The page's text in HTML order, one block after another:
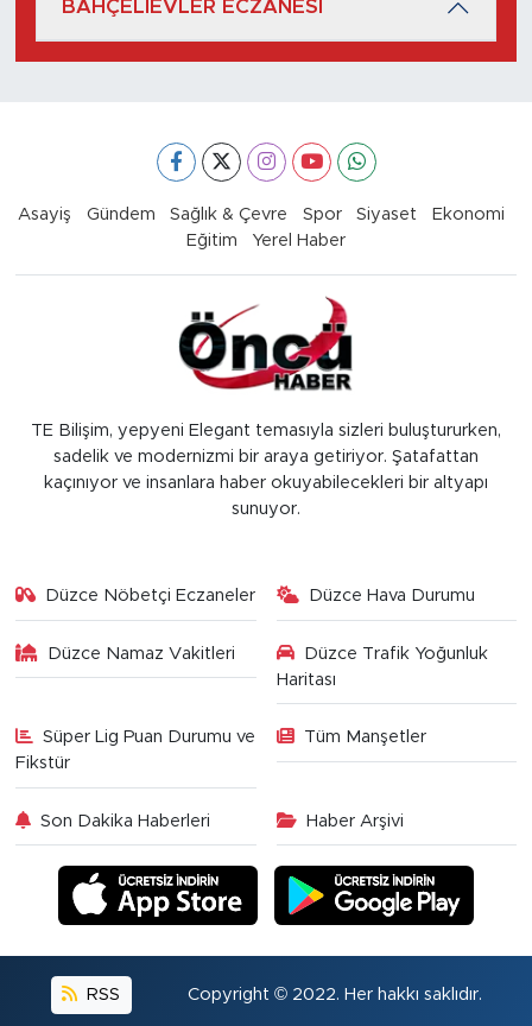
BAHÇELİEVLER ECZANESİ
Asayiş Gündem Sağlık & Çevre Spor Siyaset
Ekonomi
Eğitim
Yerel Haber
TE Bilişim, yepyeni Elegant temasıyla sizleri buluştururken,
sadelik ve modernizmi bir araya getiriyor. Şatafattan
kaçınıyor ve insanlara haber okuyabilecekleri bir altyapı
sunuyor.
Düzce Nöbetçi Eczaneler Düzce Hava Durumu
Düzce Namaz Vakitleri
Düzce Trafik Yoğunluk
Haritası
Süper Lig Puan Durumu ve
Fikstür
Tüm Manşetler
Son Dakika Haberleri Haber Arşivi
RSS Copyright © 2022. Her hakkı saklıdır.